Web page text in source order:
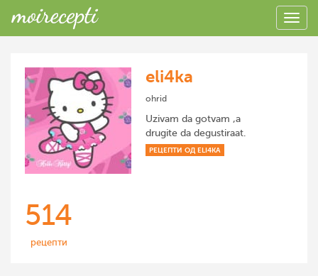
eli4ka
ohrid
Uzivam da gotvam ,a
drugite da degustiraat.
РЕЦЕПТИ ОД ELI4KA
514
рецепти